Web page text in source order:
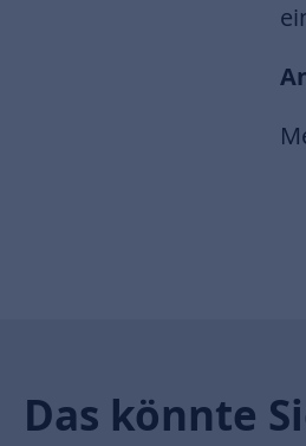
Das könnte